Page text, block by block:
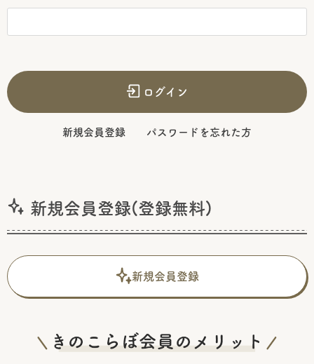
ログイン
新規会員登録 パスワードを忘れた方
新規会員登録(登録無料)
新規会員登録